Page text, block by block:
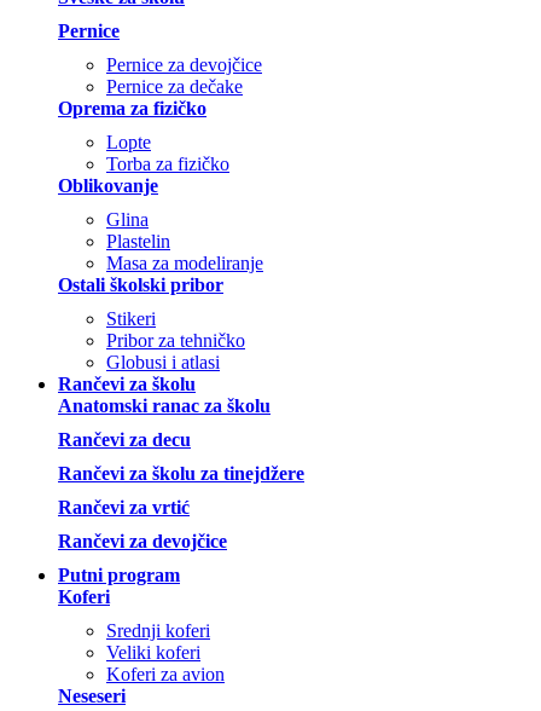
Pernice
Pernice za devojčice
Pernice za dečake
Oprema za fizičko
Lopte
Torba za fizičko
Oblikovanje
Glina
Plastelin
Masa za modeliranje
Ostali školski pribor
Stikeri
Pribor za tehničko
Globusi i atlasi
Rančevi za školu
Anatomski ranac za školu
Rančevi za decu
Rančevi za školu za tinejdžere
Rančevi za vrtić
Rančevi za devojčice
Putni program
Koferi
Srednji koferi
Veliki koferi
Koferi za avion
Neseseri